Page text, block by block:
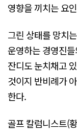
영향을 끼치는 요
그린 상태를 망치
운영하는 경영진
잔디도 눈치채고
것이지 반비례가
한다.
골프 칼럼니스트(